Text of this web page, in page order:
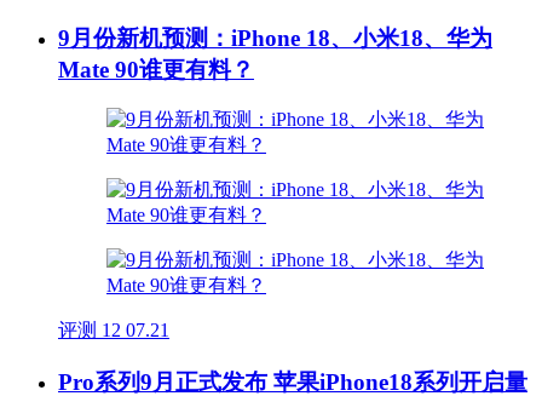
9月份新机预测：iPhone 18、小米18、华为
Mate 90谁更有料？
评测 12 07.21
Pro系列9月正式发布 苹果iPhone18系列开启量